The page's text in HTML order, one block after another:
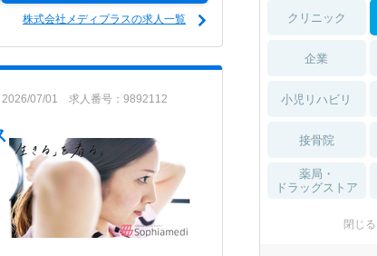
株式会社メディプラスの求人一覧
2026/07/01 求人番号：9892112
クリニック
企業
小児リハビリ
接骨院
薬局・
ドラッグストア
閉じる